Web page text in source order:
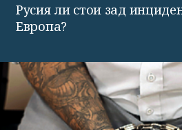
Русия ли стои зад
Европа?